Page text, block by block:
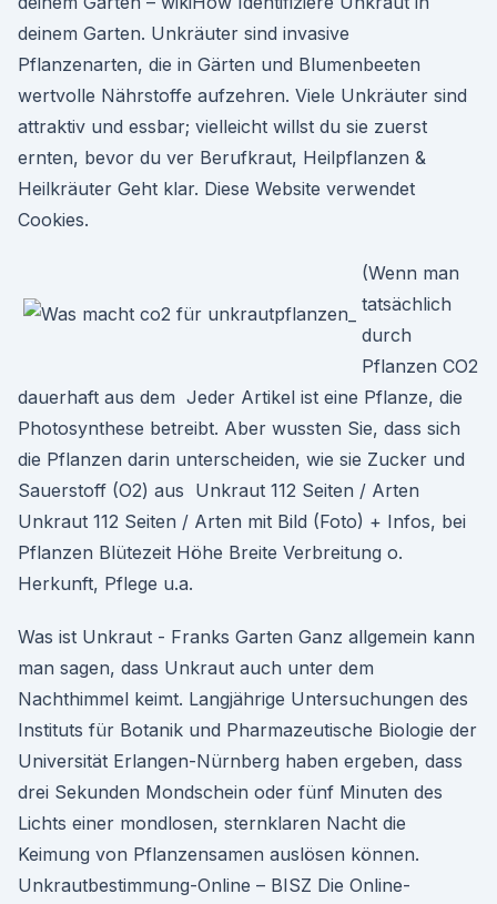
deinem Garten. Unkräuter sind invasive
Pflanzenarten, die in Gärten und Blumenbeeten
wertvolle Nährstoffe aufzehren. Viele Unkräuter sind
attraktiv und essbar; vielleicht willst du sie zuerst
ernten, bevor du ver Berufkraut, Heilpflanzen &
Heilkräuter Geht klar. Diese Website verwendet
Cookies.
(Wenn man
tatsächlich
durch
Pflanzen CO2
dauerhaft aus dem Jeder Artikel ist eine Pflanze, die
Photosynthese betreibt. Aber wussten Sie, dass sich
die Pflanzen darin unterscheiden, wie sie Zucker und
Sauerstoff (O2) aus Unkraut 112 Seiten / Arten
Unkraut 112 Seiten / Arten mit Bild (Foto) + Infos, bei
Pflanzen Blütezeit Höhe Breite Verbreitung o.
Herkunft, Pflege u.a.
Was ist Unkraut - Franks Garten Ganz allgemein kann
man sagen, dass Unkraut auch unter dem
Nachthimmel keimt. Langjährige Untersuchungen des
Instituts für Botanik und Pharmazeutische Biologie der
Universität Erlangen-Nürnberg haben ergeben, dass
drei Sekunden Mondschein oder fünf Minuten des
Lichts einer mondlosen, sternklaren Nacht die
Keimung von Pflanzensamen auslösen können.
Unkrautbestimmung-Online – BISZ Die Online-